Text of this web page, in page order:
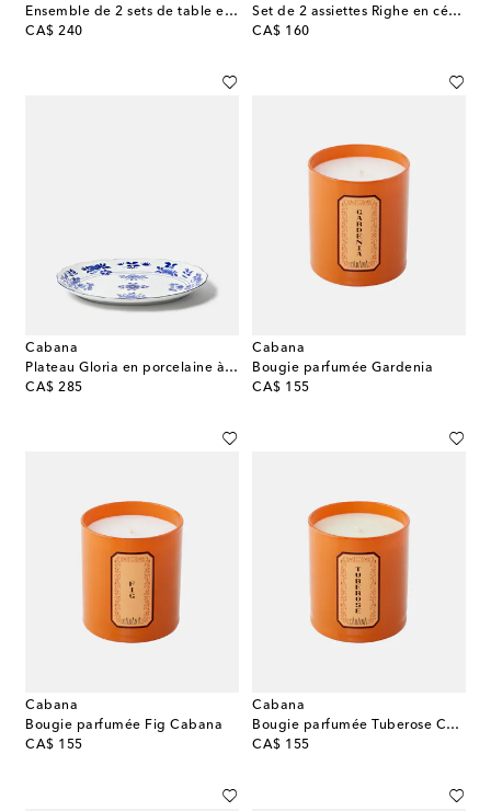
Ensemble de 2 sets de table en lin et coton
CA$ 240
original price
Set de 2 assiettes Righe en céramique
CA$ 160
original price
Cabana
Plateau Gloria en porcelaine à fleurs
CA$ 285
original price
Cabana
Bougie parfumée Gardenia
CA$ 155
original price
Cabana
Bougie parfumée Fig Cabana
CA$ 155
original price
Cabana
Bougie parfumée Tuberose Cabana
CA$ 155
original price